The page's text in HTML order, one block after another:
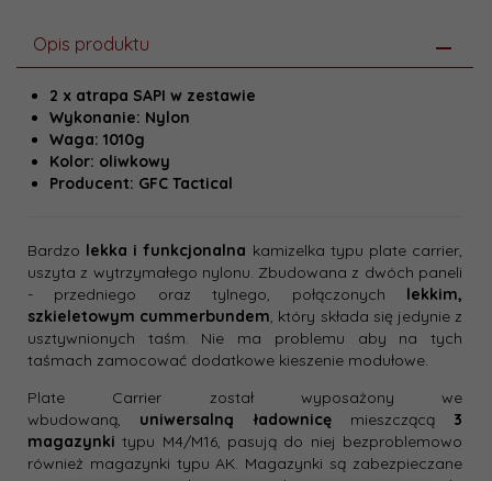
Opis produktu
2 x atrapa SAPI w zestawie
Wykonanie: Nylon
Waga: 1010g
Kolor: oliwkowy
Producent: GFC Tactical
Bardzo lekka i funkcjonalna kamizelka typu plate carrier,
uszyta z wytrzymałego nylonu. Zbudowana z dwóch paneli
- przedniego oraz tylnego, połączonych lekkim,
szkieletowym cummerbundem, który składa się jedynie z
usztywnionych taśm. Nie ma problemu aby na tych
taśmach zamocować dodatkowe kieszenie modułowe.
Plate Carrier został wyposażony we
wbudowaną, uniwersalną ładownicęmieszczącą 3
magazynki typu M4/M16, pasują do niej bezproblemowo
również magazynki typu AK. Magazynki są zabezpieczane